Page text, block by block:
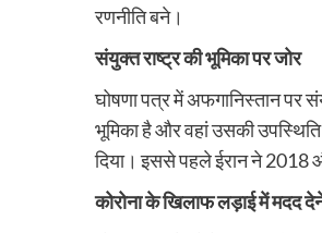
रणनीति बने।
संयुक्त राष्ट्र की भूमिका पर जोर
घोषणा पत्र में अफगानिस्तान पर
भूमिका है और वहां उसकी
दिया। इससे पहले ईरान ने
कोरोना के खिलाफ लड़ाई में मदद